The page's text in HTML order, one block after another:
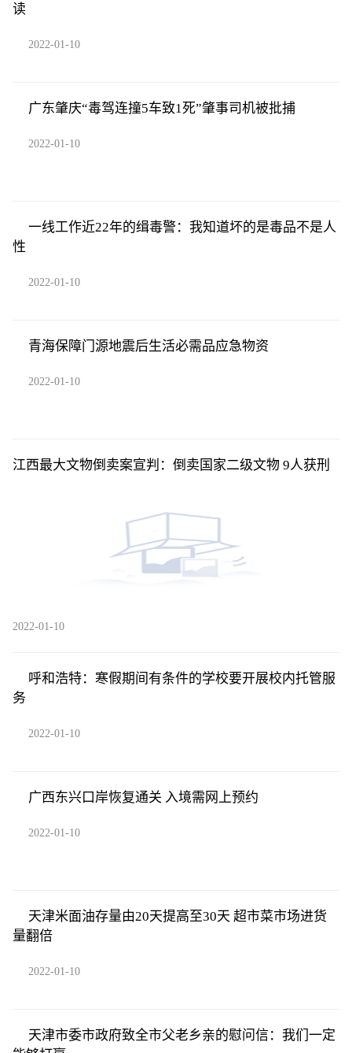
读
2022-01-10
广东肇庆“毒驾连撞5车致1死”肇事司机被批捕
2022-01-10
一线工作近22年的缉毒警：我知道坏的是毒品不是人
性
2022-01-10
青海保障门源地震后生活必需品应急物资
2022-01-10
江西最大文物倒卖案宣判：倒卖国家二级文物 9人获刑
2022-01-10
呼和浩特：寒假期间有条件的学校要开展校内托管服
务
2022-01-10
广西东兴口岸恢复通关 入境需网上预约
2022-01-10
天津米面油存量由20天提高至30天 超市菜市场进货
量翻倍
2022-01-10
天津市委市政府致全市父老乡亲的慰问信：我们一定